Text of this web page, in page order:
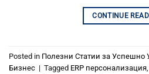
CONTINUE
Posted in Полезни Статии за Успешно
Бизнес | Tagged ERP персонализация